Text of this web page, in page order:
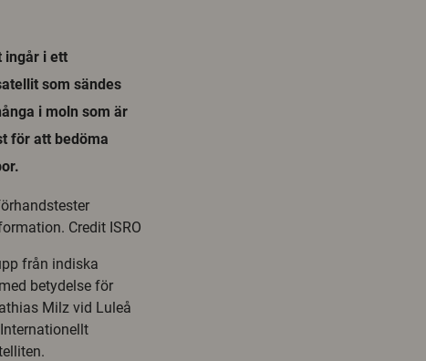
ingår i ett
som sändes
i moln som är
för att bedöma
Credit ISRO
från indiska
betydelse för
Milz vid Luleå